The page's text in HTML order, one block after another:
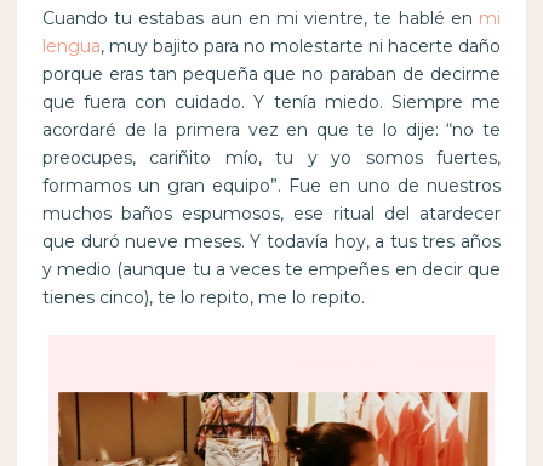
Cuando tu estabas aun en mi vientre, te hablé en mi
lengua, muy bajito para no molestarte ni hacerte daño
porque eras tan pequeña que no paraban de decirme
que fuera con cuidado. Y tenía miedo. Siempre me
acordaré de la primera vez en que te lo dije: “no te
preocupes, cariñito mío, tu y yo somos fuertes,
formamos un gran equipo”. Fue en uno de nuestros
muchos baños espumosos, ese ritual del atardecer
que duró nueve meses. Y todavía hoy, a tus tres años
y medio (aunque tu a veces te empeñes en decir que
tienes cinco), te lo repito, me lo repito.